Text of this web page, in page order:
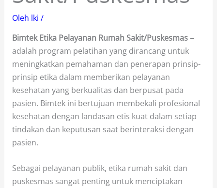
Oleh lki /
Bimtek Etika Pelayanan Rumah Sakit/Puskesmas –
adalah program pelatihan yang dirancang untuk
meningkatkan pemahaman dan penerapan prinsip-
prinsip etika dalam memberikan pelayanan
kesehatan yang berkualitas dan berpusat pada
pasien. Bimtek ini bertujuan membekali profesional
kesehatan dengan landasan etis kuat dalam setiap
tindakan dan keputusan saat berinteraksi dengan
pasien.
Sebagai pelayanan publik, etika rumah sakit dan
puskesmas sangat penting untuk menciptakan